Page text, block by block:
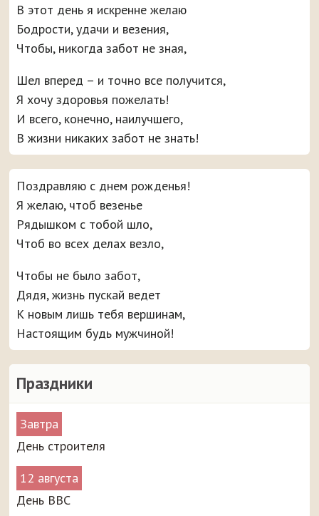
Праздники
Завтра
День строителя
12 августа
День ВВС
В этот день я искренне желаю
Бодрости, удачи и везения,
Чтобы, никогда забот не зная,
Шел вперед – и точно все получится,
Я хочу здоровья пожелать!
И всего, конечно, наилучшего,
В жизни никаких забот не знать!
Поздравляю с днем рожденья!
Я желаю, чтоб везенье
Рядышком с тобой шло,
Чтоб во всех делах везло,
Чтобы не было забот,
Дядя, жизнь пускай ведет
К новым лишь тебя вершинам,
Настоящим будь мужчиной!